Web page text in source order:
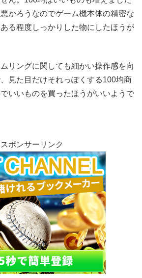
かろうなのでゲーム機本体の精密な
る程度しっかりした物にしたほうが
リングに関しても細かい操作感を向
、見た目だけそれっぽくする100均商
いいものを買ったほうがいいようで
スポンサーリンク